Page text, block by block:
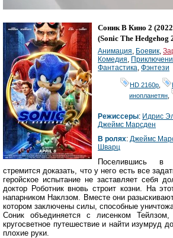
Соник В Кино 2
(Sonic The Hedgehog
Анимация Боевик
Комедия
Фантастика Фэнтези
HD 2160р
инопланетян
Режиссеры: Идрис
Джеймс Марсден
В ролях: Джеймс
Шварц
Поселившись
стремится доказать, что у него есть все
геройское испытание не заставляет себя
доктор Роботник вновь строит козни. На
напарником Наклзом. Вместе они
котором заключены силы, способные
Соник объединяется с лисенком
кругосветное путешествие и найти изумруд
плохие руки.